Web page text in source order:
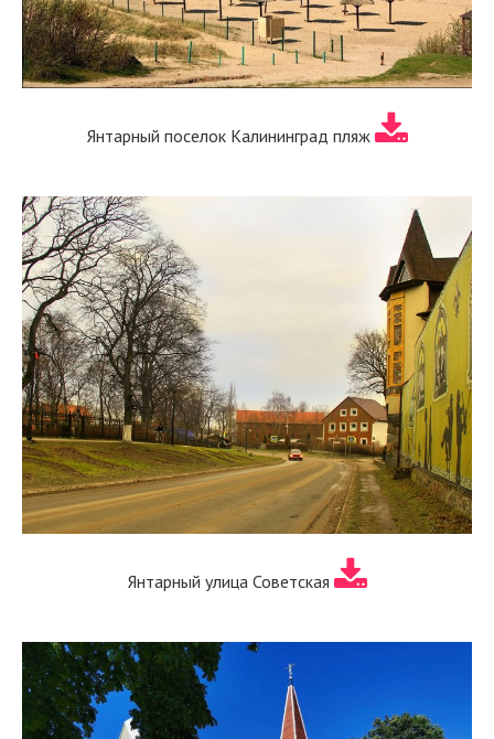
Янтарный поселок Калининград пляж
Янтарный улица Советская